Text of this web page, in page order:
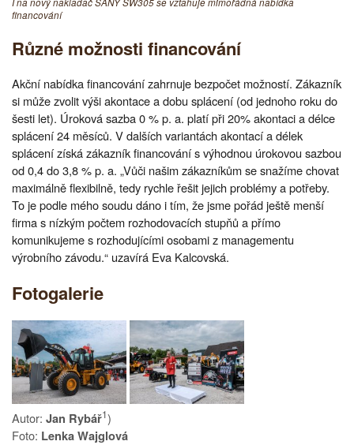
financování
Různé možnosti financování
Akční nabídka financování zahrnuje bezpočet možností. Zákazník
si může zvolit výši akontace a dobu splácení (od jednoho roku do
šesti let). Úroková sazba 0 % p. a. platí při 20% akontaci a délce
splácení 24 měsíců. V dalších variantách akontací a délek
splácení získá zákazník financování s výhodnou úrokovou sazbou
od 0,4 do 3,8 % p. a. „Vůči našim zákazníkům se snažíme chovat
maximálně flexibilně, tedy rychle řešit jejich problémy a potřeby.
To je podle mého soudu dáno i tím, že jsme pořád ještě menší
firma s nízkým počtem rozhodovacích stupňů a přímo
komunikujeme s rozhodujícími osobami z managementu
výrobního závodu.“ uzavírá Eva Kalcovská.
Fotogalerie
Autor: Jan Rybář1)
Foto: Lenka Wajglová